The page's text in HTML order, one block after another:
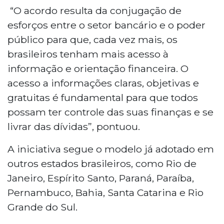
“O acordo resulta da conjugação de
esforços entre o setor bancário e o poder
público para que, cada vez mais, os
brasileiros tenham mais acesso à
informação e orientação financeira. O
acesso a informações claras, objetivas e
gratuitas é fundamental para que todos
possam ter controle das suas finanças e se
livrar das dívidas”, pontuou.
A iniciativa segue o modelo já adotado em
outros estados brasileiros, como Rio de
Janeiro, Espírito Santo, Paraná, Paraíba,
Pernambuco, Bahia, Santa Catarina e Rio
Grande do Sul.